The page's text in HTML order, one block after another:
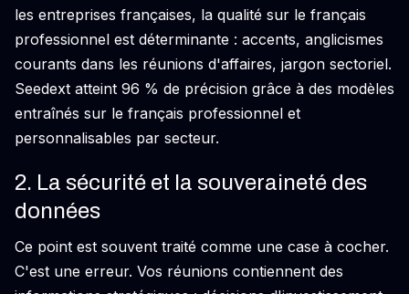
les entreprises françaises, la qualité sur le français
professionnel est déterminante : accents, anglicismes
courants dans les réunions d'affaires, jargon sectoriel.
Seedext atteint 96 % de précision grâce à des modèles
entraînés sur le français professionnel et
personnalisables par secteur.
2. La sécurité et la souveraineté des
données
Ce point est souvent traité comme une case à cocher.
C'est une erreur. Vos réunions contiennent des